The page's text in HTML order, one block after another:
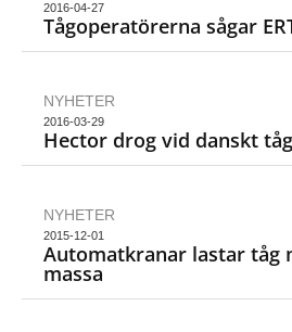
2016-04-27
Tågoperatörerna sågar
NYHETER
2016-03-29
Hector drog vid danskt
NYHETER
2015-12-01
Automatkranar lastar tåg
massa